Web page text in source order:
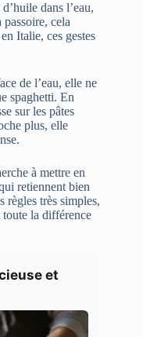
dans l’eau,
passoire, cela
Italie, ces gestes
de l’eau, elle ne
spaghetti. En
sur les pâtes
plus, elle
à mettre en
retiennent bien
règles très simples,
toute la différence
et